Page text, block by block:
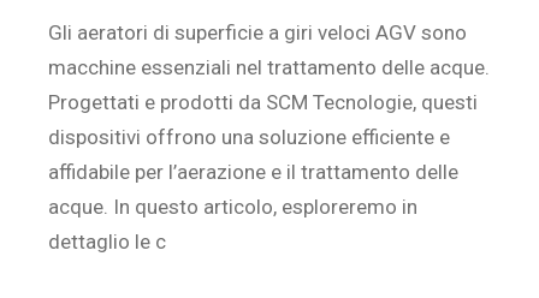
Gli aeratori di superficie a giri veloci AGV sono
macchine essenziali nel trattamento delle acque.
Progettati e prodotti da SCM Tecnologie, questi
dispositivi offrono una soluzione efficiente e
affidabile per l’aerazione e il trattamento delle
acque. In questo articolo, esploreremo in
dettaglio le c